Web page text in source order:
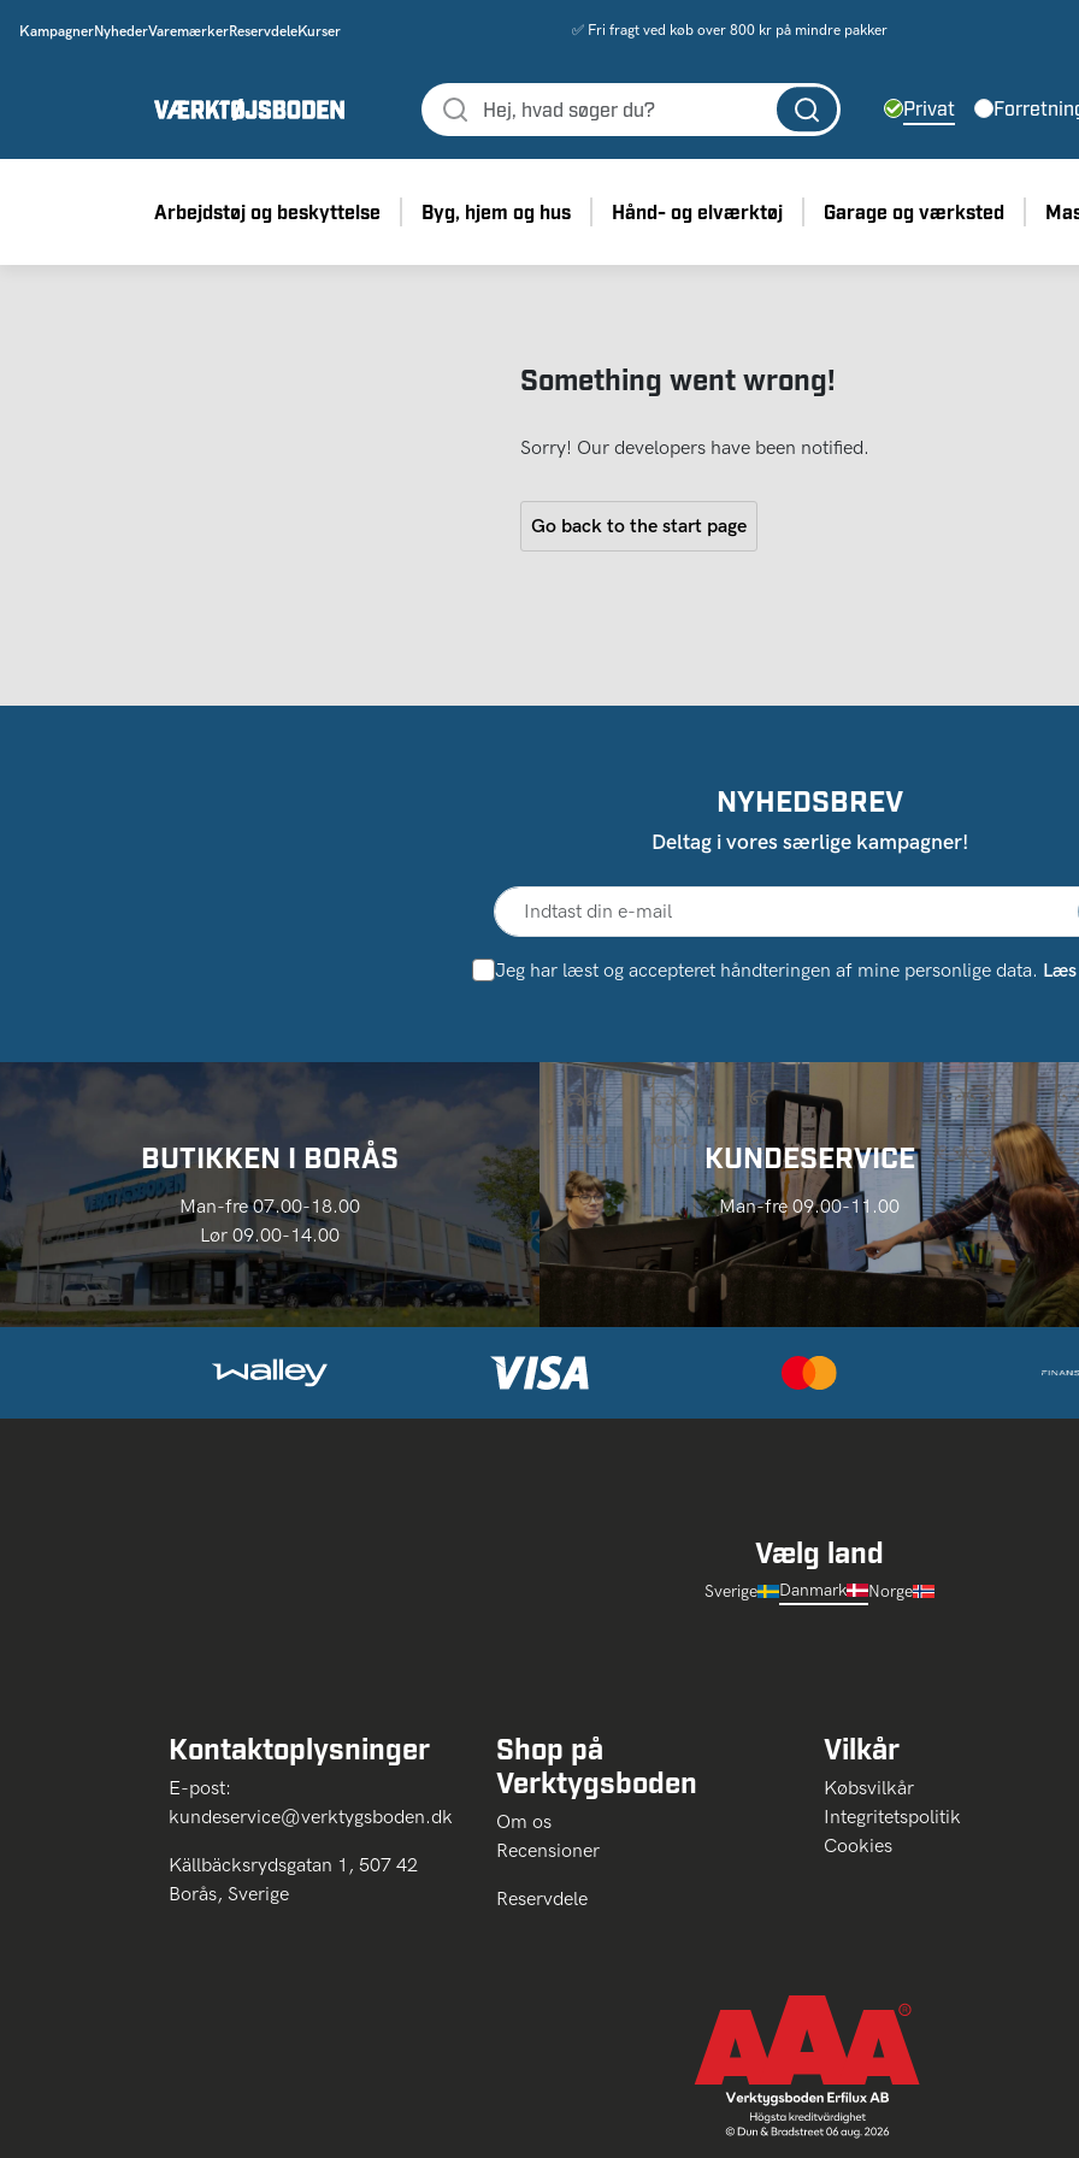
KampagnerNyhederVaremærkerReservdeleKurser ✅ Fri fragt ved køb over 800 kr på mindre pakker
Privat
Arbejdstøj og beskyttelse Byg, hjem og hus Hånd- og elværktøj Garage og værksted
Something went wrong!
Sorry! Our developers have been notified.
Go back to the start page
NYHEDSBREV
Deltag i vores særlige kampagner!
Jeg har læst og accepteret håndteringen af ​​mine personlige data.
BUTIKKEN I BORÅS
Man-fre 07.00-18.00
Lør 09.00-14.00
KUNDESERVICE
Man-fre 09.00-11.00
Vælg land
Sverige Danmark Norge
Kontaktoplysninger
E-post:
kundeservice@verktygsboden.dk
Källbäcksrydsgatan 1, 507 42
Borås, Sverige
Shop på
Verktygsboden
Om os
Recensioner
Reservdele
Vilkår
Købsvilkår
Integritetspolitik
Cookies